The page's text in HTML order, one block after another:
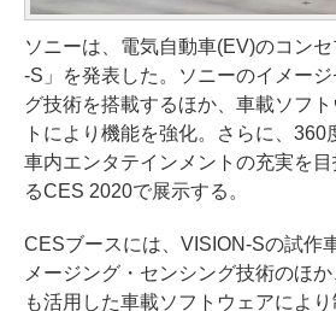
ソニーは、電気自動車(EV)のコン
-S」を発表した。ソニーのイメー
グ技術を搭載するほか、車載ソフ
トにより機能を強化。さらに、360
車内エンタテインメントの充実を
るCES 2020で展示する。
CESブースには、VISION-Sの試作
メージング・センシング技術のほ
も活用した車載ソフトウェアによ